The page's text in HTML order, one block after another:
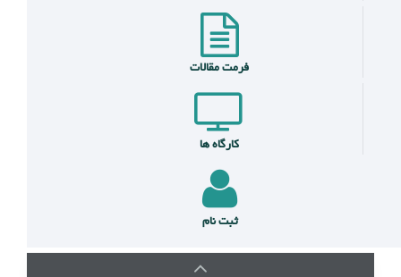
فرمت مقالات
کارگاه ها
ثبت نام